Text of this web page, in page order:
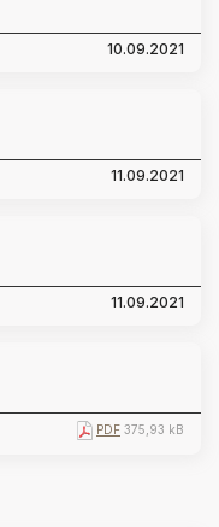
10.09.2021
11.09.2021
11.09.2021
PDF 375,93 kB